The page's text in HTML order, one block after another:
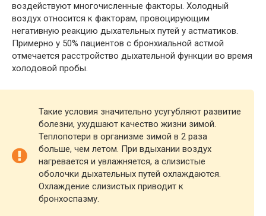
воздействуют многочисленные факторы. Холодный
воздух относится к факторам, провоцирующим
негативную реакцию дыхательных путей у астматиков.
Примерно у 50% пациентов с бронхиальной астмой
отмечается расстройство дыхательной функции во время
холодовой пробы.
Такие условия значительно усугубляют развитие
болезни, ухудшают качество жизни зимой.
Теплопотери в организме зимой в 2 раза
больше, чем летом. При вдыхании воздух
нагревается и увлажняется, а слизистые
оболочки дыхательных путей охлаждаются.
Охлаждение слизистых приводит к
бронхоспазму.